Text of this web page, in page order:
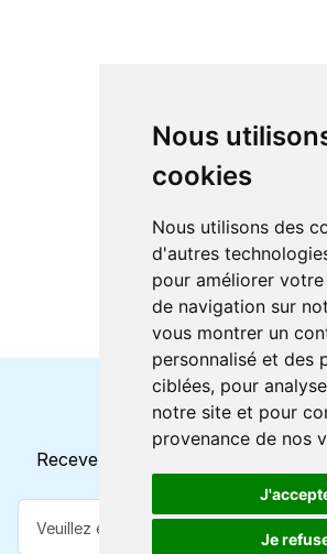
Nous
cookies
Nous utilisons des
d'autres
pour améliorer
de navigation sur
vous montrer un
personnalisé et des
ciblées, pour
notre site et pour
provenance de nos
Je
Horaires et offres
Recevez toutes les mises à jour